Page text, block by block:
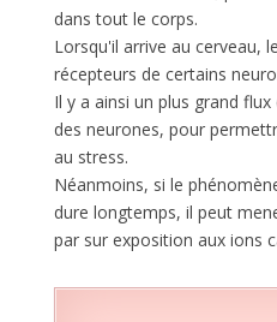
dans tout le corps.
Lorsqu'il arrive au cerveau,
récepteurs de certains
Il y a ainsi un plus grand flux
des neurones, pour
au stress.
Néanmoins, si le
dure longtemps, il peut
par sur exposition aux ions